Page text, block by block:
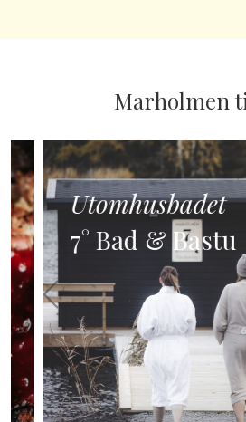
Marholmen
Utomhusbadet
7° Bad & Bastu